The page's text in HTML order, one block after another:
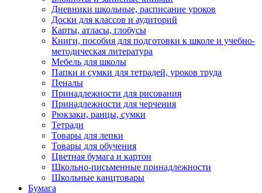
Дневники школьные, расписание уроков
Доски для классов и аудиторий
Карты, атласы, глобусы
Книги, пособия для подготовки к школе и учебно-
методическая литература
Мебель для школы
Папки и сумки для тетрадей, уроков труда
Пеналы
Принадлежности для рисования
Принадлежности для черчения
Рюкзаки, ранцы, сумки
Тетради
Товары для лепки
Товары для обучения
Цветная бумага и картон
Школьно-письменные принадлежности
Школьные канцтовары
Бумага